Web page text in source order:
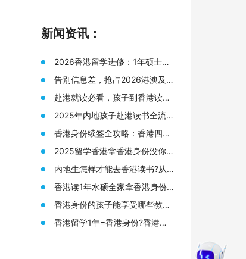
新闻资讯：
2026香港留学进修：1年硕士拿
身份，普通人的“黄金窗口期”还
剩多久？
告别信息差，抢占2026港澳及海
外名校申请先机
赴港就读必看，孩子到香港读书
需要准备哪些材料?
2025年内地孩子赴港读书全流
程，从身份规划到升学路径!
香港身份续签全攻略：香港四大
人才签证续签条件终于有人说透
了
2025留学香港拿香港身份没你想
的那么难!附香港12所大学研究生
申请要求
内地生怎样才能去香港读书?从
申请香港身份到赴港读书7步指
南!
香港读1年水硕全家拿香港身份?
来看看港硕申请条件和优势!
香港身份的孩子能享受哪些教育
资源?在高考升学方面又有何优
势?
香港留学1年=香港身份?香港留